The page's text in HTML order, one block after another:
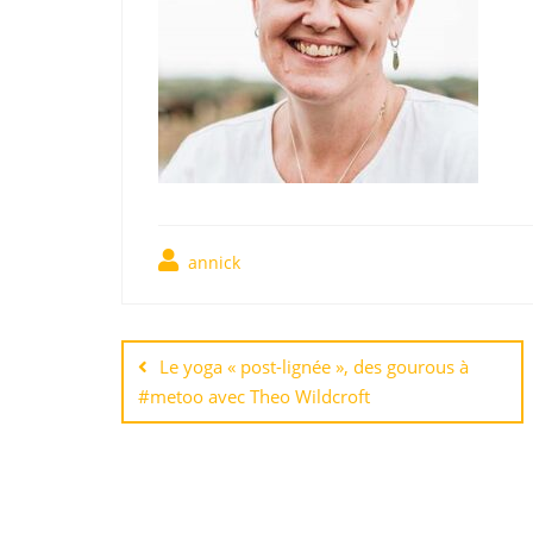
annick
Le yoga « post-lignée », des gourous à
#metoo avec Theo Wildcroft